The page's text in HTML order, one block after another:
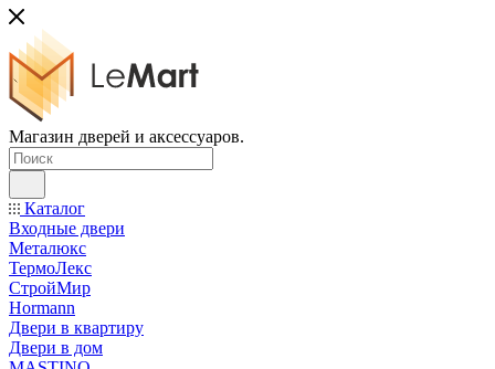
Магазин дверей и аксессуаров.
Каталог
Входные двери
Металюкс
ТермоЛекс
СтройМир
Hormann
Двери в квартиру
Двери в дом